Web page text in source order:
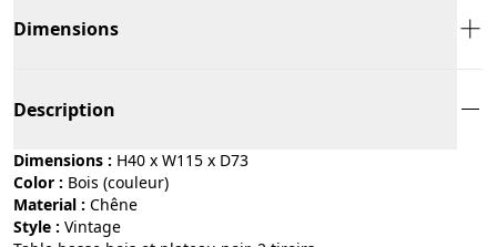
Dimensions
Description
Dimensions : H40 x W115 x D73
Color :
bois (couleur)
Material :
chêne
Style :
vintage